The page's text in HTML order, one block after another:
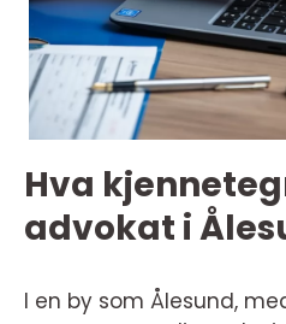
Hva
advokat i
I en by som Ålesund,